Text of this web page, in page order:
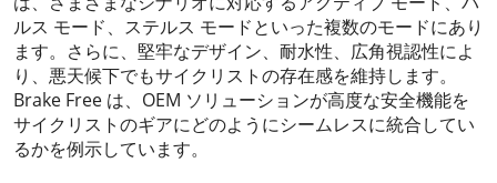
ルス モード、ステルス モードといった複数のモードにあり
ます。さらに、堅牢なデザイン、耐水性、広角視認性によ
り、悪天候下でもサイクリストの存在感を維持します。
Brake Free は、OEM ソリューションが高度な安全機能を
サイクリストのギアにどのようにシームレスに統合してい
るかを例示しています。